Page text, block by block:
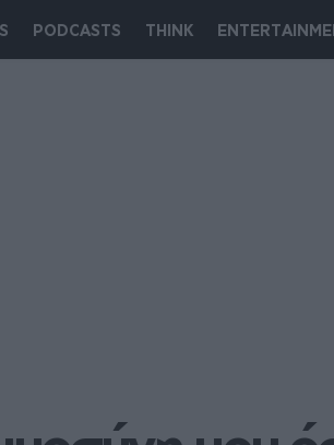
PODCASTS THINK